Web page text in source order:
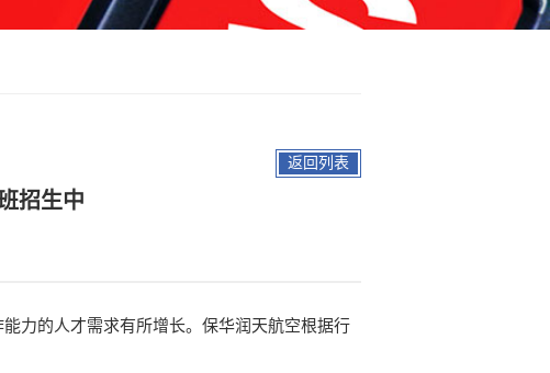
返回列表
招生中
力的人才需求有所增长。保华润天航空根据行